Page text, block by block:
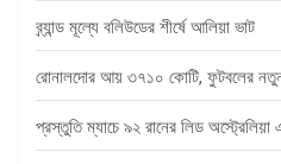
ব্র্যান্ড মূল্যে বলিউডের শীর্ষে আলিয়া ভাট
রোনালদোর আয় ৩৭১০ কোটি, ফুটবলের নতুন
প্রস্তুতি ম্যাচে ৯২ রানের লিড অস্ট্রেলিয়া